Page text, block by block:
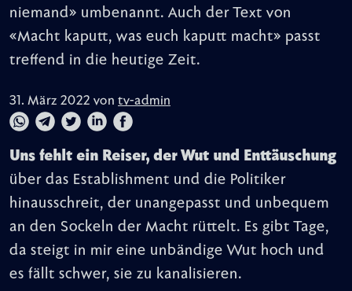
niemand» umbenannt. Auch der Text von
«Macht kaputt, was euch kaputt macht» passt
treffend in die heutige Zeit.
31. März 2022 von tv-admin
Uns fehlt ein Reiser, der Wut und Enttäuschung
über das Establishment und die Politiker
hinausschreit, der unangepasst und unbequem
an den Sockeln der Macht rüttelt. Es gibt Tage,
da steigt in mir eine unbändige Wut hoch und
es fällt schwer, sie zu kanalisieren.